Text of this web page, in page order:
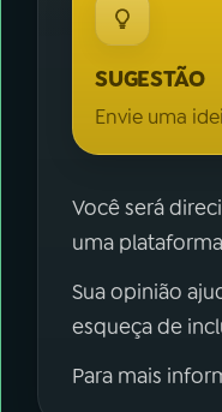
SUGESTÃO
Envie uma
Você será
uma
Sua opinião
esqueça de
Para mais